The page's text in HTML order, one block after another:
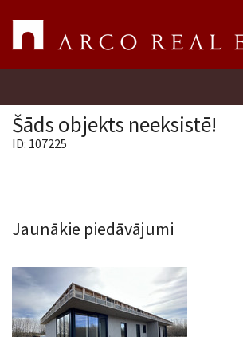
Uzņēmums
Pakalpojumi
Kontakti
Šāds objekts neeksistē!
ID: 107225
Jaunākie piedāvājumi